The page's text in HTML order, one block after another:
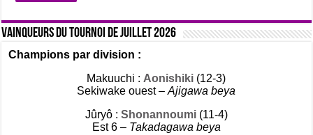
Vainqueurs du tournoi de Juillet 2026
Champions par division :
Makuuchi : Aonishiki (12-3)
Sekiwake ouest –Ajigawa beya
Jûryô : Shonannoumi (11-4)
Est 6 – Takadagawa beya